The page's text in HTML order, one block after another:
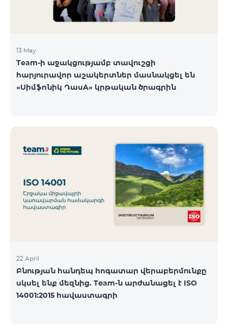
13 May
Team-ի աջակցությամբ տավուշցի
հարյուրավոր աշակերտներ մասնակցել են
«Սիմֆոնիկ ԴասA» կրթական ծրագրին
22 April
Բնության հանդեպ հոգատար վերաբերմունքը
սկսել ենք մեզնից. Team-ն արժանացել է ISO
14001:2015 հավաստագրի